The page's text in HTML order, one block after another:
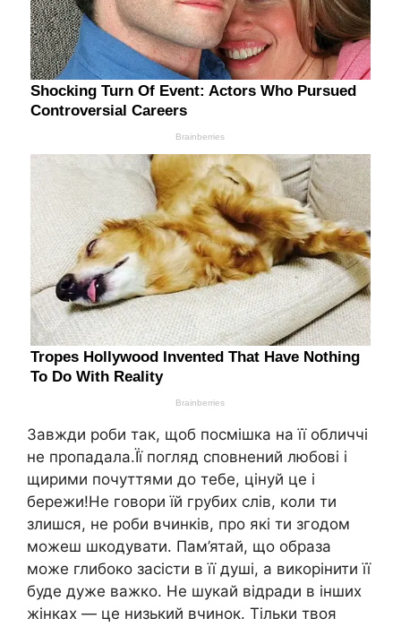
Завжди роби так, щоб посмішка на її обличчі
не пропадала.Її погляд сповнений любові і
щирими почуттями до тебе, цінуй це і
бережи!Не говори їй грубих слів, коли ти
злишся, не роби вчинків, про які ти згодом
можеш шкодувати. Пам’ятай, що образа
може глибоко засісти в її душі, а викорінити її
буде дуже важко. Не шукай відради в інших
жінках — це низький вчинок. Тільки твоя